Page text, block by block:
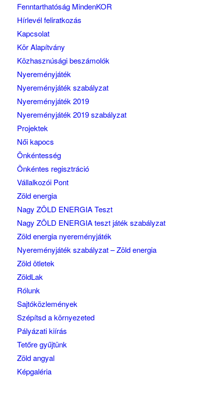
Fenntarthatóság MindenKOR
Hírlevél feliratkozás
Kapcsolat
Kör Alapítvány
Közhasznúsági beszámolók
Nyereményjáték
Nyereményjáték szabályzat
Nyereményjáték 2019
Nyereményjáték 2019 szabályzat
Projektek
Női kapocs
Önkéntesség
Önkéntes regisztráció
Vállalkozói Pont
Zöld energia
Nagy ZÖLD ENERGIA Teszt
Nagy ZÖLD ENERGIA teszt játék szabályzat
Zöld energia nyereményjáték
Nyereményjáték szabályzat – Zöld energia
Zöld ötletek
ZöldLak
Rólunk
Sajtóközlemények
Szépítsd a környezeted
Pályázati kiírás
Tetőre gyűjtünk
Zöld angyal
Képgaléria